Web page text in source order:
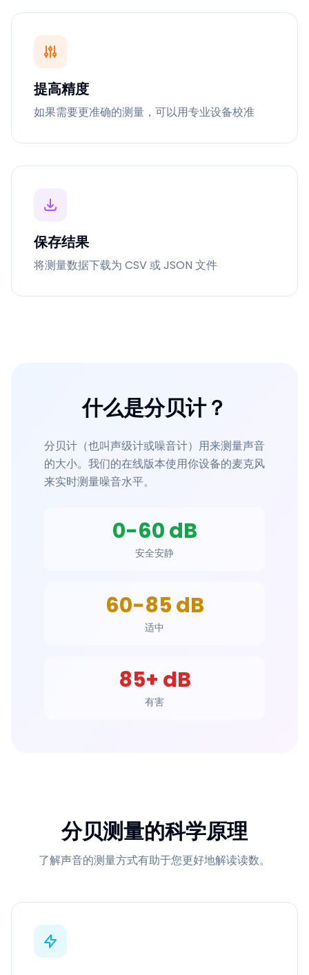
提高精度
如果需要更准确的测量，可以用专业设备校准
保存结果
将测量数据下载为 CSV 或 JSON 文件
什么是分贝计？
分贝计（也叫声级计或噪音计）用来测量声音
的大小。我们的在线版本使用你设备的麦克风
来实时测量噪音水平。
0-60 dB
安全安静
60-85 dB
适中
85+ dB
有害
分贝测量的科学原理
了解声音的测量方式有助于您更好地解读读数。